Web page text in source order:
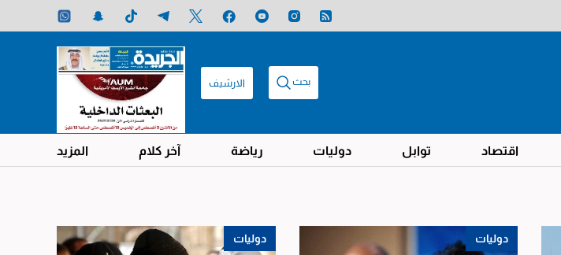
بحث الارشيف
اقتصاد توابل دوليات رياضة آخر كلام المزيد
دوليات دوليات